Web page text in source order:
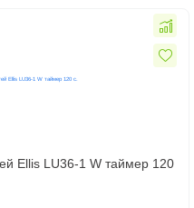
Ellis LU36-1 W таймер 120